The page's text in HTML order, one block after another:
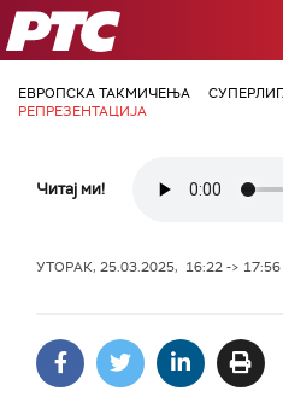
РТС
ЕВРОПСКА ТАКМИЧЕЊА
РЕПРЕЗЕНТАЦИЈА
Читај ми!
УТОРАК, 25.03.2025, 16:22 -> 17:56